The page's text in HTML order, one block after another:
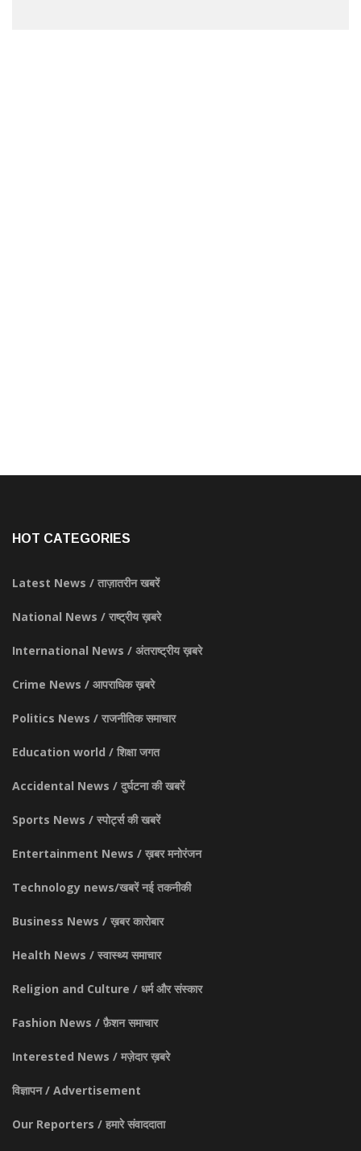
HOT CATEGORIES
Latest News / ताज़ातरीन खबरें
National News / राष्ट्रीय ख़बरे
International News / अंतराष्ट्रीय ख़बरे
Crime News / आपराधिक ख़बरे
Politics News / राजनीतिक समाचार
Education world / शिक्षा जगत
Accidental News / दुर्घटना की खबरें
Sports News / स्पोर्ट्स की खबरें
Entertainment News / ख़बर मनोरंजन
Technology news/खबरें नई तकनीकी
Business News / ख़बर कारोबार
Health News / स्वास्थ्य समाचार
Religion and Culture / धर्म और संस्कार
Fashion News / फ़ैशन समाचार
Interested News / मज़ेदार ख़बरे
विज्ञापन / Advertisement
Our Reporters / हमारे संवाददाता